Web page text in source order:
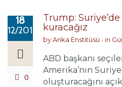
18
12/2016
0
Trump:
kuracağız
byAnka Enstitüsü in
ABD başkanı
Amerika’nın
oluşturacağını